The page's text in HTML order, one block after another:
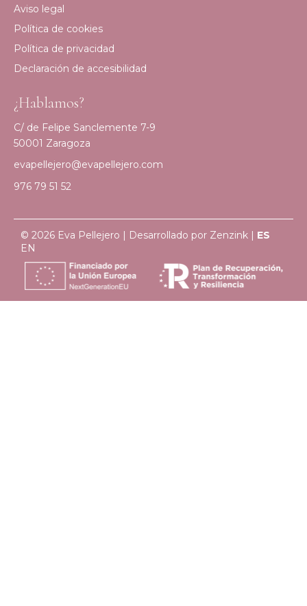
Aviso legal
Política de cookies
Política de privacidad
Declaración de accesibilidad
¿Hablamos?
C/ de Felipe Sanclemente 7-9
50001 Zaragoza
evapellejero@evapellejero.com
976 79 51 52
© 2026 Eva Pellejero | Desarrollado por Zenzink | ES
EN